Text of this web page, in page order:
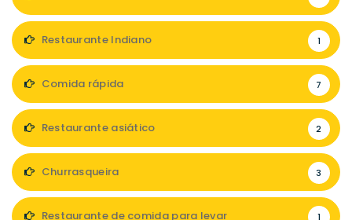
Restaurante Indiano 1
Comida rápida 7
Restaurante asiático 2
Churrasqueira 3
Restaurante de comida para levar 1